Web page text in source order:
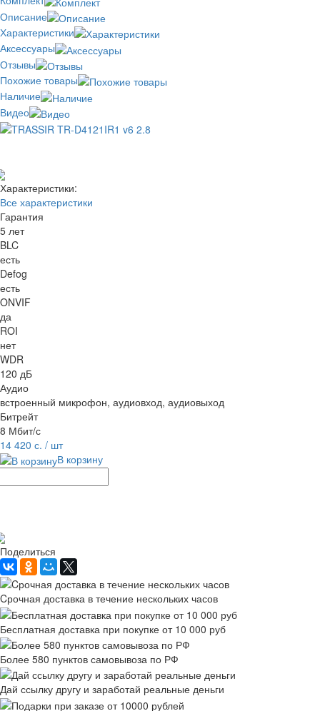
Описание
Характеристики
Аксессуары
Отзывы
Похожие товары
Наличие
Видео
Характеристики:
Все характеристики
Гарантия
5 лет
BLC
есть
Defog
есть
ONVIF
да
ROI
нет
WDR
120 дБ
Аудио
встроенный микрофон, аудиовход, аудиовыход
Битрейт
8 Мбит/с
14 420 с. / шт
В корзину
Поделиться
Cрочная доставка в течение нескольких часов
Бесплатная доставка при покупке от 10 000 руб
Более 580 пунктов самовывоза по РФ
Дай ссылку другу и заработай реальные деньги